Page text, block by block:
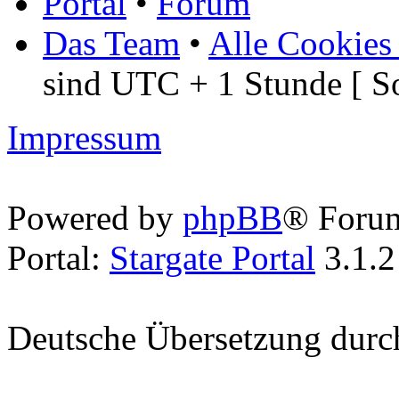
Das Team • Alle Cookies
sind UTC + 1 Stunde [
Impressum
Powered by phpBB®
Portal: Stargate Portal
Deutsche Übersetzung